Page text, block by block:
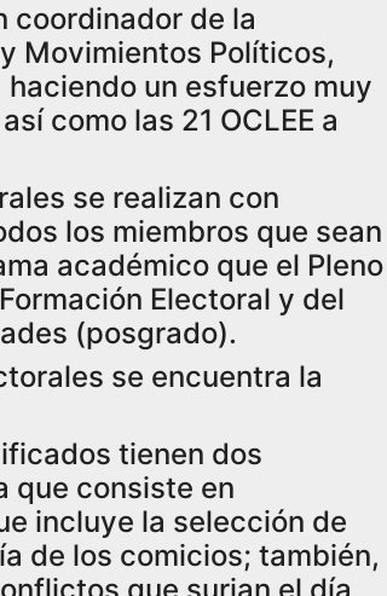
coordinador de la
Movimientos Políticos,
haciendo un esfuerzo muy
como las 21 OCLEE a
se realizan con
los miembros que sean
académico que el Pleno
Electoral y del
(posgrado).
se encuentra la
tienen dos
que consiste en
incluye la selección de
de los comicios; también,